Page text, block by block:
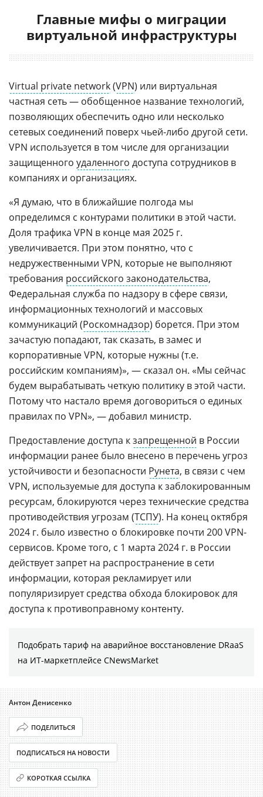
Главные мифы о миграции
виртуальной инфраструктуры
Virtual private network(VPN) или виртуальная
частная сеть — обобщенное название технологий,
позволяющих обеспечить одно или несколько
сетевых соединений поверх чьей-либо другой сети.
VPN используется в том числе для организации
защищенного удаленного доступа сотрудников в
компаниях и организациях.
«Я думаю, что в ближайшие полгода мы
определимся с контурами политики в этой части.
Доля трафика VPN в конце мая 2025 г.
увеличивается. При этом понятно, что с
недружественными VPN, которые не выполняют
требования российского законодательства,
Федеральная служба по надзору в сфере связи,
информационных технологий и массовых
коммуникаций (Роскомнадзор) борется. При этом
зачастую попадают, так сказать, в замес и
корпоративные VPN, которые нужны (т.е.
российским компаниям)», — сказал он. «Мы сейчас
будем вырабатывать четкую политику в этой части.
Потому что настало время договориться о единых
правилах по VPN», — добавил министр.
Предоставление доступа кзапрещенной в России
информации ранее было внесено в перечень угроз
устойчивости и безопасности Рунета, в связи с чем
VPN, используемые для доступа к заблокированным
ресурсам, блокируются через технические средства
противодействия угрозам (ТСПУ). На конец октября
2024 г. было известно о блокировке почти 200 VPN-
сервисов. Кроме того, с 1 марта 2024 г. в России
действует запрет на распространение в сети
информации, которая рекламирует или
популяризирует средства обхода блокировок для
доступа к противоправному контенту.
Подобрать тариф на аварийное восстановление DRaaS
на ИТ-маркетплейсе CNewsMarket
Антон Денисенко
ПОДЕЛИТЬСЯ
ПОДПИСАТЬСЯ НА НОВОСТИ
КОРОТКАЯ ССЫЛКА